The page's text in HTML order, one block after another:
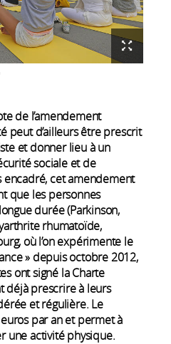
de l’amendement
peut d’ailleurs être prescrit
et donner lieu à un
sociale et de
encadré, cet amendement
que les personnes
durée (Parkinson,
rhumatoïde,
où l’on expérimente le
» depuis octobre 2012,
ont signé la Charte
déjà prescrire à leurs
et régulière. Le
par an et permet à
une activité physique.